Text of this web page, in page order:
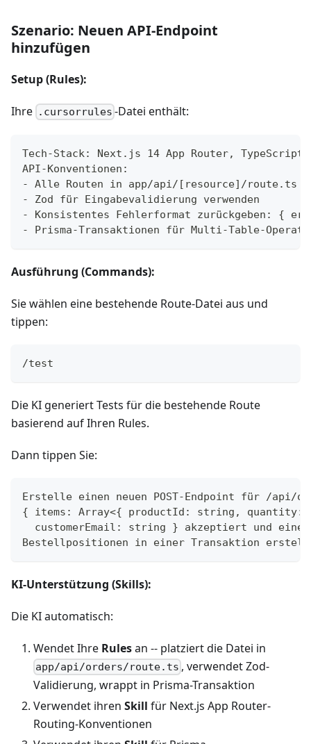
Szenario: Neuen API-Endpoint
hinzufügen
Setup (Rules):
Ihre .cursorrules -Datei enthält:
Tech-Stack: Next.js 14 App Router,
API-Konventionen:
- Alle Routen in app/api/[resource]/route.ts
- Zod für Eingabevalidierung verwenden
- Konsistentes Fehlerformat zurückgeben: {
- Prisma-Transaktionen für Multi-Table-
Ausführung (Commands):
Sie wählen eine bestehende Route-Datei aus und
tippen:
/test
Die KI generiert Tests für die bestehende Route
basierend auf Ihren Rules.
Dann tippen Sie:
Erstelle einen neuen POST-Endpoint für /api/
{ items: Array<{ productId: string, quantity:
customerEmail: string } akzeptiert und eine
Bestellpositionen in einer Transaktion
KI-Unterstützung (Skills):
Die KI automatisch:
Wendet Ihre Rulesan -- platziert die Datei in
app/api/orders/route.ts , verwendet Zod-
Validierung, wrappt in Prisma-Transaktion
Verwendet ihren Skill für Next.js App Router-
Routing-Konventionen